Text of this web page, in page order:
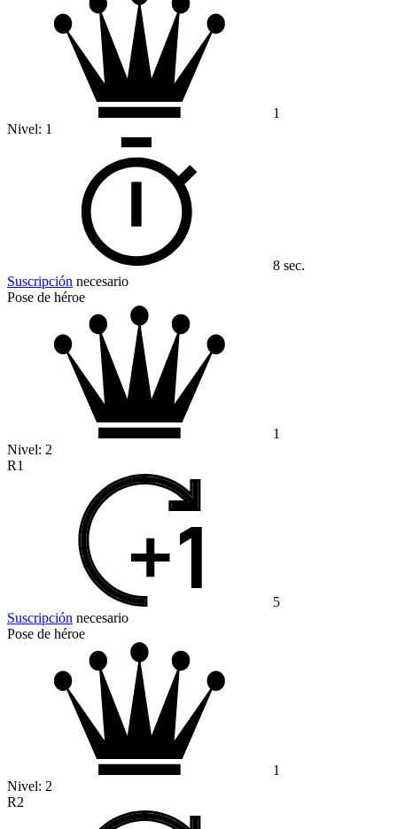
1
Nivel: 1
8 sec.
Suscripción necesario
Pose de héroe
1
Nivel: 2
R1
5
Suscripción necesario
Pose de héroe
1
Nivel: 2
R2